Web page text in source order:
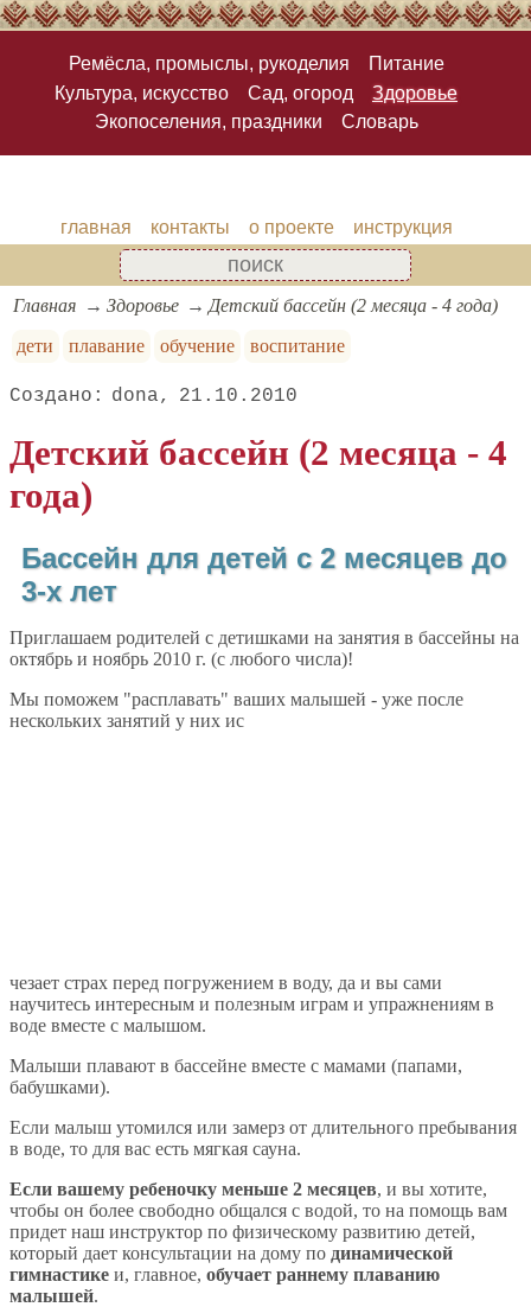
Ремёсла, промыслы, рукоделия
Питание
Культура, искусство
Сад, огород
Здоровье
Экопоселения, праздники
Словарь
главная контакты о проекте инструкция
Главная Здоровье
Детский бассейн (2 месяца - 4 года)
дети
плавание обучение воспитание
dona 21.10.2010
Детский бассейн (2 месяца - 4
года)
Бассейн для детей с 2 месяцев до
3-х лет
Приглашаем родителей с детишками на занятия в бассейны на
октябрь и ноябрь 2010 г. (с любого числа)!
Мы поможем "расплавать" ваших малышей - уже после
нескольких занятий у них ис
чезает страх перед погружением в воду, да и вы сами
научитесь интересным и полезным играм и упражнениям в
воде вместе с малышом.
Малыши плавают в бассейне вместе с мамами (папами,
бабушками).
Если малыш утомился или замерз от длительного пребывания
в воде, то для вас есть мягкая сауна.
Если вашему ребеночку меньше 2 месяцев, и вы хотите,
чтобы он более свободно общался с водой, то на помощь вам
придет наш инструктор по физическому развитию детей,
который дает консультации на дому по динамической
гимнастике и, главное, обучает раннему плаванию
малышей.